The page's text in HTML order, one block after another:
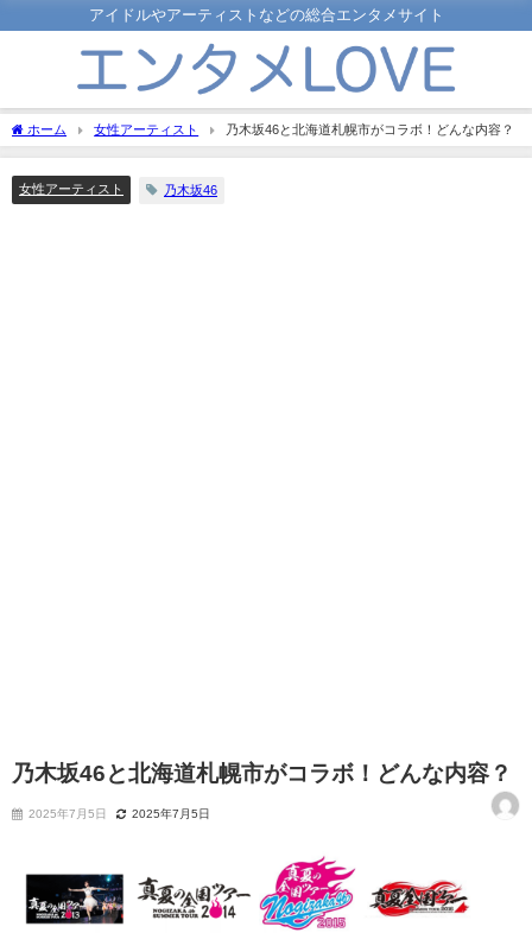
アイドルやアーティストなどの総合エンタメサイト
ホーム 女性アーティスト 乃木坂46と北海道札幌市がコラボ！どんな内容？
女性アーティスト 乃木坂46
乃木坂46と北海道札幌市がコラボ！どんな内容？
2025年7月5日 2025年7月5日